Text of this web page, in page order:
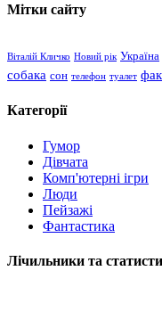
Мітки сайту
Віталій Кличко Новий рік Україна
собака сон телефон туалет
Категорії
Гумор
Дівчата
Комп'ютерні ігри
Люди
Пейзажі
Фантастика
Лічильники та